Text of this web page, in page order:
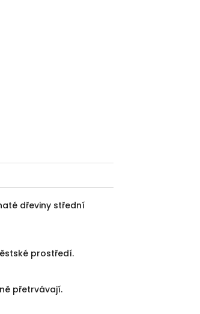
dřeviny střední
prostředí.
přetrvávají.